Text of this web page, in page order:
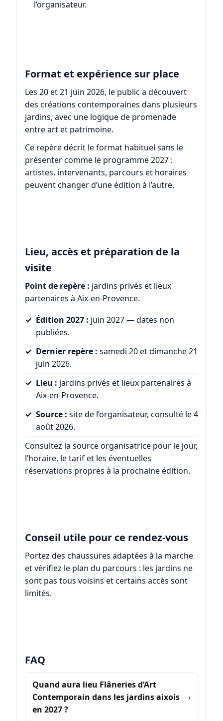
l’organisateur.
Format et expérience sur place
Les 20 et 21 juin 2026, le public a découvert
des créations contemporaines dans plusieurs
jardins, avec une logique de promenade
entre art et patrimoine.
Ce repère décrit le format habituel sans le
présenter comme le programme 2027 :
artistes, intervenants, parcours et horaires
peuvent changer d’une édition à l’autre.
Lieu, accès et préparation de la
visite
Point de repère : jardins privés et lieux
partenaires à Aix-en-Provence.
Édition 2027 : juin 2027 — dates non
publiées.
Dernier repère : samedi 20 et dimanche 21
juin 2026.
Lieu : jardins privés et lieux partenaires à
Aix-en-Provence.
Source : site de l’organisateur, consulté le 4
août 2026.
Consultez la source organisatrice pour le jour,
l’horaire, le tarif et les éventuelles
réservations propres à la prochaine édition.
Conseil utile pour ce rendez-vous
Portez des chaussures adaptées à la marche
et vérifiez le plan du parcours : les jardins ne
sont pas tous voisins et certains accès sont
limités.
FAQ
Quand aura lieu Flâneries d’Art
Contemporain dans les jardins aixois
en 2027 ?